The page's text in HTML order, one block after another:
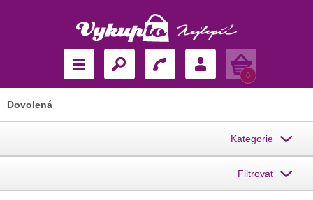
Košík
0
Dovolená
Kategorie
Filtrovat